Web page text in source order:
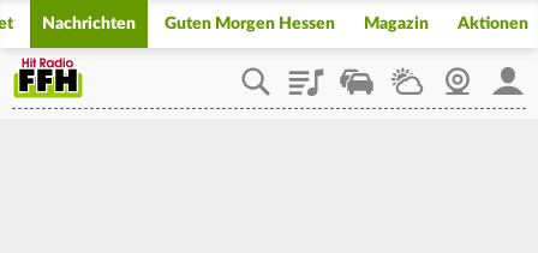
Nachrichten Guten Morgen Hessen Magazin Aktionen
PlaylistStaupilotWetterWebcam